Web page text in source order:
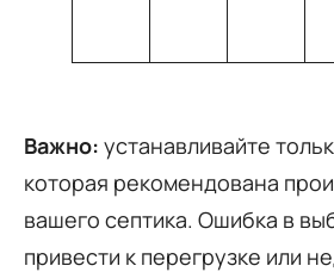
Важно: устанавливайте
которая рекомендована
вашего септика. Ошибка в
привести к перегрузке или